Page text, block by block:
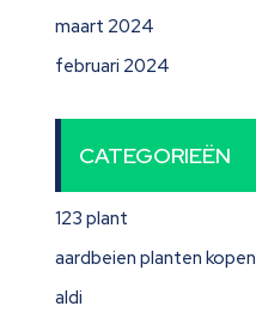
maart 2024
februari 2024
CATEGORIEËN
123 plant
aardbeien planten kopen
aldi